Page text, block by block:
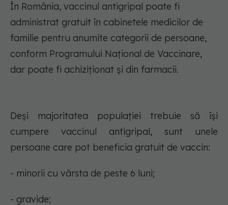
În România, vaccinul antigripal poate fi
administrat gratuit în cabinetele medicilor de
familie pentru anumite categorii de persoane,
conform Programului Național de Vaccinare,
dar poate fi achiziționat și din farmacii.
Deși majoritatea populației trebuie să își
cumpere vaccinul antigripal, sunt unele
persoane care pot beneficia gratuit de vaccin:
- minorii cu vârsta de peste 6 luni;
- gravide;